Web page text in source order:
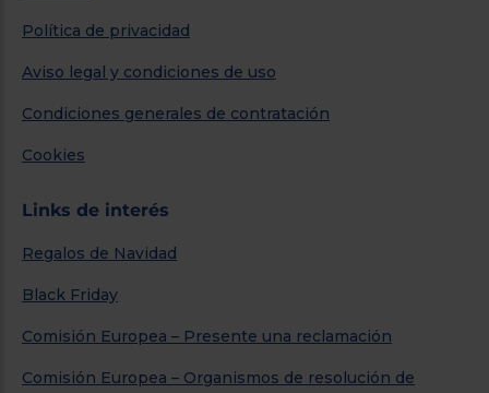
Política de privacidad
Aviso legal y condiciones de uso
Condiciones generales de contratación
Cookies
Links de interés
Regalos de Navidad
Black Friday
Comisión Europea – Presente una reclamación
Comisión Europea – Organismos de resolución de